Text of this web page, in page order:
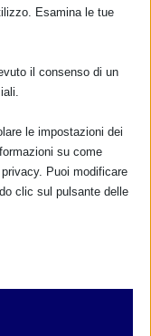
E
Esamina le tue
il consenso di un
le impostazioni dei
su come
Puoi modificare
clic sul pulsante delle
di base e sono